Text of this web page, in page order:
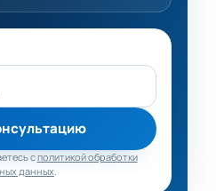
сполитикой обработки
данных.